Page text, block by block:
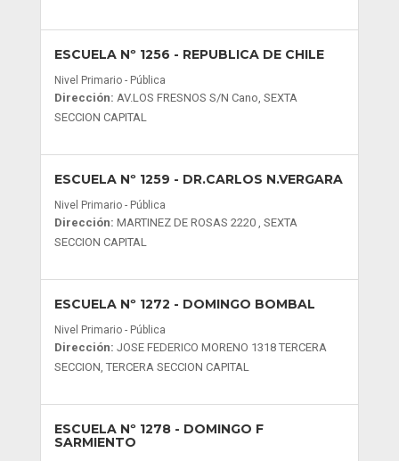
ESCUELA Nº 1256 - REPUBLICA DE CHILE
Nivel Primario - Pública
Dirección: AV.LOS FRESNOS S/N Cano, SEXTA
SECCION CAPITAL
ESCUELA Nº 1259 - DR.CARLOS N.VERGARA
Nivel Primario - Pública
Dirección: MARTINEZ DE ROSAS 2220 , SEXTA
SECCION CAPITAL
ESCUELA Nº 1272 - DOMINGO BOMBAL
Nivel Primario - Pública
Dirección: JOSE FEDERICO MORENO 1318 TERCERA
SECCION, TERCERA SECCION CAPITAL
ESCUELA Nº 1278- DOMINGO F
SARMIENTO